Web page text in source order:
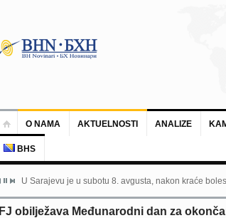
O NAMA AKTUELNOSTI ANALIZE
BHS
U Sarajevu je u subotu 8. avgusta, nakon kraće
IFJ obilježava Međunarodni dan za